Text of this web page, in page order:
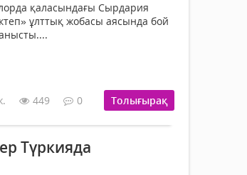
қаласындағы Сырдария
ұлттық жобасы аясында бой
449 0 Толығырақ
Түркияда